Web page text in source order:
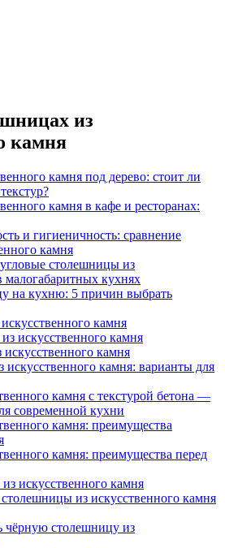
из
камня
камня под дерево: стоит ли
камня в кафе и ресторанах:
и гигиеничность: сравнение
камня
столешницы из
малогабаритных кухнях
на кухню: 5 причин выбрать
камня
искусственного камня
камня
камня: варианты для
камня с текстурой бетона —
современной кухни
камня: преимущества
камня: преимущества перед
искусственного камня
из искусственного камня
чёрную столешницу из